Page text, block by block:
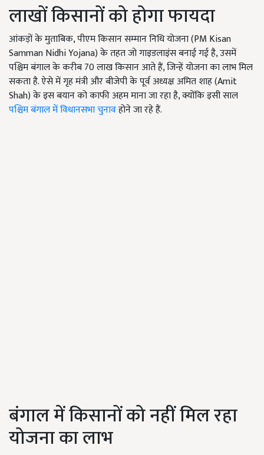
लाखों किसानों को होगा फायदा
आंकड़ों के मुताबिक, पीएम किसान सम्मान निधि योजना (PM Kisan
Samman Nidhi Yojana) के तहत जो गाइडलाइंस बनाई गई है, उसमें
पश्चिम बंगाल के करीब 70 लाख किसान आते हैं, जिन्हें योजना का लाभ मिल
सकता है. ऐसे में गृह मंत्री और बीजेपी के पूर्व अध्यक्ष अमित शाह (Amit
Shah) के इस बयान को काफी अहम माना जा रहा है, क्योंकि इसी साल
पश्चिम बंगाल में विधानसभा चुनावहोने जा रहे हैं.
बंगाल में किसानों को नहीं मिल रहा
योजना का लाभ